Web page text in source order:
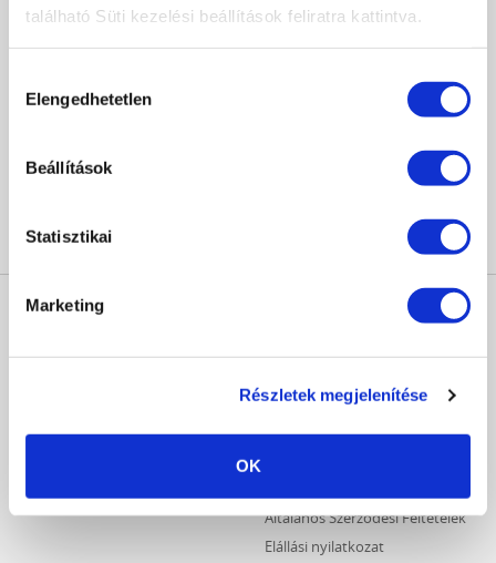
található Süti kezelési beállítások feliratra kattintva.
kiválasztása
Elengedhetetlen
Beállítások
Statisztikai
Marketing
Részletek megjelenítése
OK
ugyfelszolgalat@crystalnails.hu
MŰKÖRÖM
WEBÁRUHÁZ
Vásárlói információk
Fizetési információk
Általános Szerződési Feltételek
Elállási nyilatkozat